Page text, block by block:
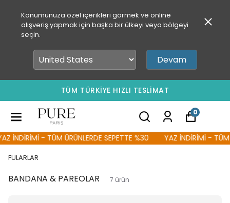
Konumunuza özel içerikleri görmek ve online
alışveriş yapmak için başka bir ülkeyi veya bölgeyi
seçin.
Devam
TÜM TÜRKİYE HIZLI TESLİMAT
0
İNDİRİMİ - TÜM ÜRÜNLERDE SEPETTE %30 YAZ İNDİRİMİ - TÜM
FULARLAR
BANDANA & PAREOLAR 7 ürün